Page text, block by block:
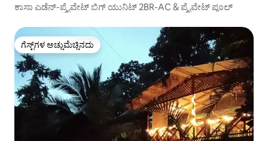
ಕಾಸಾ ಎಡೆನ್-ಪ್ರೈವೇಟ್ ಬಿಗ್ ಯುನಿಟ್ 2BR-AC & ಪ್ರೈವೇಟ್ ಪೂಲ್
ಗೆಸ್ಟ್‌ಗಳ ಅಚ್ಚುಮೆಚ್ಚಿನದು
ಗೆಸ್ಟ್‌ಗಳ ಅಚ್ಚುಮೆಚ್ಚಿನದು